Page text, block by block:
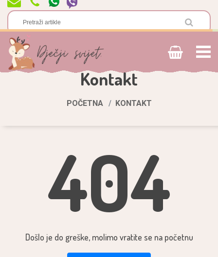
Kontakt
POČETNA KONTAKT
404
Došlo je do greške, molimo vratite se na početnu